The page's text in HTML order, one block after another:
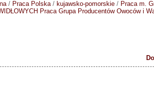
/ Praca Polska/ kujawsko-pomorskie / Praca m.
Praca Grupa Producentów Owoców i